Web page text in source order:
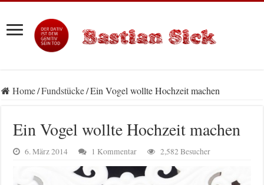
Home/Fundstücke/Ein Vogel wollte Hochzeit machen
Ein Vogel wollte Hochzeit machen
6. März 2014 1 Kommentar 2,582 Besucher